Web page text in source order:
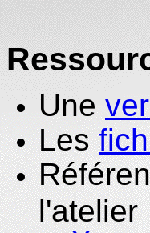
Une
Les
l'atelier